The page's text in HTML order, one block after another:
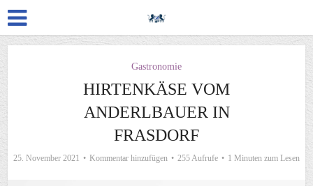
Gastronomie
HIRTENKÄSE VOM
ANDERLBAUER IN
FRASDORF
25. November 2021 Kommentar hinzufügen 255 Aufrufe 1 Minuten zum Lesen